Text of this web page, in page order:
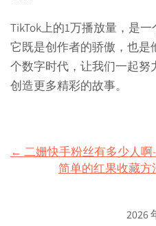
TikTok上的1万播放量，是
它既是创作者的骄傲，也
个数字时代，让我们一起努
创造更多精彩的故事。
Post
navigation
← 二姗快手粉丝有多少人啊
简单的红果收藏方
2026